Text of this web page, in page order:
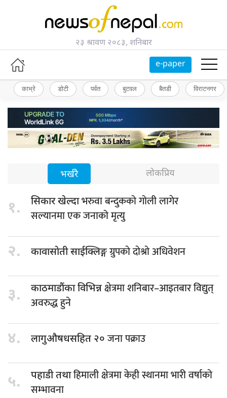
२३ श्रावण २०८३, शनिबार
e-paper
काभ्रे डोटी पर्वत बुटवल बैतडी विराटनगर
भर्खरै लोकप्रिय
१. सिकार खेल्दाभरुवा बन्दुकको गोली लागेर
सल्यानमा एक जनाको मृत्यु
२. कावासाेती साईक्लिङ्गग्रुपकाे दाेश्राे अधिवेशन
३. काठमाडौंका विभिन्नक्षेत्रमा शनिबार–आइतबार विद्युत्
अवरुद्ध हुने
४. लागुऔषधसहित २०जना पक्राउ
५. पहाडी तथाहिमाली क्षेत्रमा केही स्थानमा भारी वर्षाको
सम्भावना